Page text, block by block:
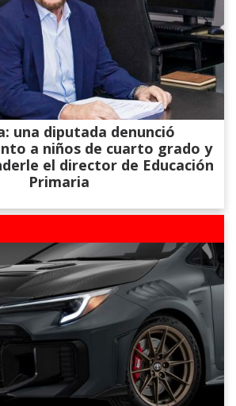
una diputada denunció
a niños de cuarto grado y
el director de Educación
Primaria